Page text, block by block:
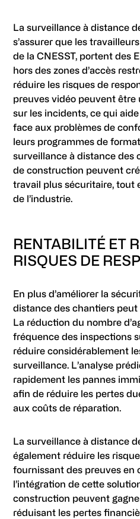
La surveillance à distance
s’assurer que les
de la CNESST, portent des
hors des zones d’accès
réduire les risques de
preuves vidéo peuvent être
sur les incidents, ce qui
face aux problèmes de
leurs programmes de
surveillance à distance des
de construction peuvent
travail plus sécuritaire, tout
de l’industrie.
RENTABILITÉ ET
RISQUES DE
En plus d’améliorer la
distance des chantiers peut
La réduction du nombre
fréquence des inspections
réduire considérablement
surveillance. L’analyse
rapidement les pannes
afin de réduire les pertes
aux coûts de réparation.
La surveillance à distance
également réduire les
fournissant des preuves en
l’intégration de cette
construction peuvent
réduisant les pertes